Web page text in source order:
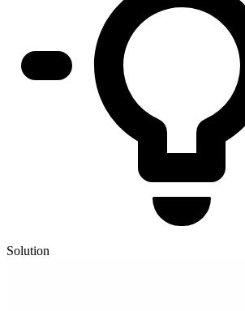
Solution